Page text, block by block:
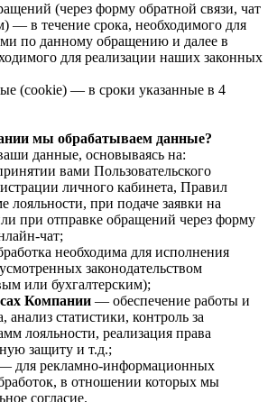
(через форму обратной связи, чат
— в течение срока, необходимого для
по данному обращению и далее в
для реализации наших законных
(cookie) — в сроки указанные в 4
мы обрабатываем данные?
данные, основываясь на:
вами Пользовательского
личного кабинета, Правил
лояльности, при подаче заявки на
при отправке обращений через форму
чат;
необходима для исполнения
законодательством
или бухгалтерским);
Компании — обеспечение работы и
анализ статистики, контроль за
лояльности, реализация права
защиту и т.д.;
для рекламно-информационных
в отношении которых мы
согласие.